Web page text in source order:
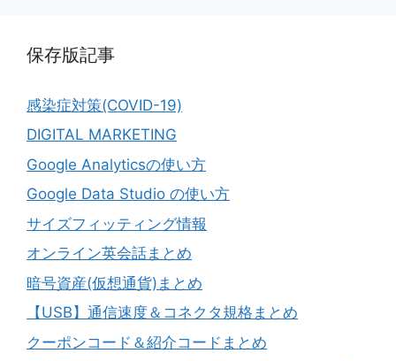
保存版記事
感染症対策(COVID-19)
DIGITAL MARKETING
Google Analyticsの使い方
Google Data Studio の使い方
サイズフィッティング情報
オンライン英会話まとめ
暗号資産(仮想通貨)まとめ
【USB】通信速度＆コネクタ規格まとめ
クーポンコード＆紹介コードまとめ